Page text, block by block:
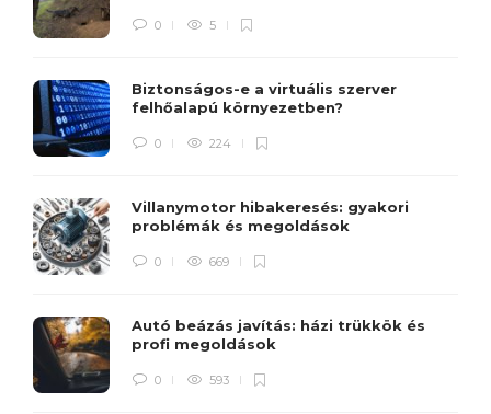
0 5
Biztonságos-e a virtuális szerver
felhőalapú környezetben?
0 224
Villanymotor hibakeresés: gyakori
problémák és megoldások
0 669
Autó beázás javítás: házi trükkök és
profi megoldások
0 593